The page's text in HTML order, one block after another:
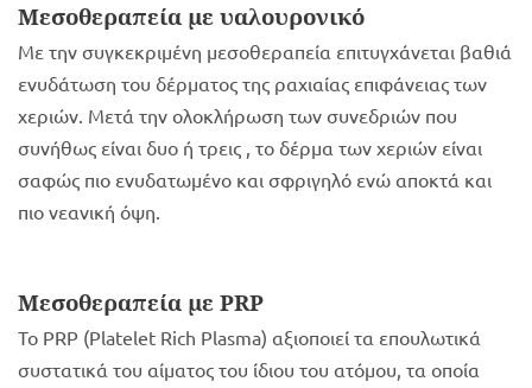
Μεσοθεραπεία με υαλουρονικό
Με την συγκεκριμένη μεσοθεραπεία επιτυγχάνεται βαθιά
ενυδάτωση του δέρματος της ραχιαίας επιφάνειας των
χεριών. Μετά την ολοκλήρωση των συνεδριών που
συνήθως είναι δυο ή τρεις , το δέρμα των χεριών είναι
σαφώς πιο ενυδατωμένο και σφριγηλό ενώ αποκτά και
πιο νεανική όψη.
Μεσοθεραπεία με PRP
Το PRP (Platelet Rich Plasma) αξιοποιεί τα επουλωτικά
συστατικά του αίματος του ίδιου του ατόμου, τα οποία